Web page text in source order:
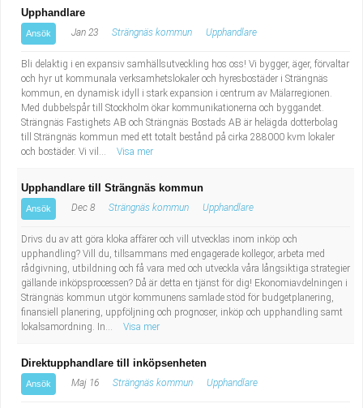
Upphandlare
Ansök Jan 23 Strängnäs kommun Upphandlare
Bli delaktig i en expansiv samhällsutveckling hos oss! Vi bygger, äger, förvaltar
och hyr ut kommunala verksamhetslokaler och hyresbostäder i Strängnäs
kommun, en dynamisk idyll i stark expansion i centrum av Mälarregionen.
Med dubbelspår till Stockholm ökar kommunikationerna och byggandet.
Strängnäs Fastighets AB och Strängnäs Bostads AB är helägda dotterbolag
till Strängnäs kommun med ett totalt bestånd på cirka 288000 kvm lokaler
och bostäder. Vi vil...
Visa mer
Upphandlare till Strängnäs kommun
Ansök Dec 8 Strängnäs kommun Upphandlare
Drivs du av att göra kloka affärer och vill utvecklas inom inköp och
upphandling? Vill du, tillsammans med engagerade kollegor, arbeta med
rådgivning, utbildning och få vara med och utveckla våra långsiktiga strategier
gällande inköpsprocessen? Då är detta en tjänst för dig! Ekonomiavdelningen i
Strängnäs kommun utgör kommunens samlade stöd för budgetplanering,
finansiell planering, uppföljning och prognoser, inköp och upphandling samt
lokalsamordning. In...
Visa mer
Direktupphandlare till inköpsenheten
Ansök Maj 16 Strängnäs kommun Upphandlare